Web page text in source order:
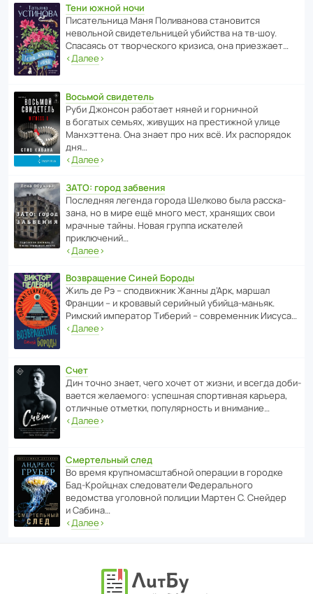
Тени южной ночи
Писа­тель­ница Маня Поли­ва­нова стано­вится
невольной свиде­тель­ницей убийства на тв-шоу.
Спасаясь от твор­че­с­кого кризиса, она приезжает…
‹Далее›
Восьмой свидетель
Руби Джонсон рабо­тает няней и горни­чной
в богатых семьях, живущих на прес­ти­жной улице
Манх­эт­тена. Она знает про них всё. Их распо­рядок
дня…
‹Далее›
ЗАТО: город забвения
После­дняя легенда города Шелково была расска­
зана, но в мире ещё много мест, хранящих свои
мрачные тайны. Новая группа иска­телей
приключений…
‹Далее›
Возвращение Синей Бороды
Жиль де Рэ – спод­ви­жник Жанны д’Арк, маршал
Франции – и кровавый серийный убийца-маньяк.
Римский импе­ратор Тиберий – совре­менник Иисуса…
‹Далее›
Счет
Дин точно знает, чего хочет от жизни, и всегда доби­
ва­ется жела­е­мого: успе­шная спор­ти­вная карьера,
отли­чные отметки, попу­ля­р­ность и внимание…
‹Далее›
Смертельный след
Во время круп­но­мас­ш­та­бной операции в городке
Бад‑Крой­цнах следо­ва­тели Феде­раль­ного
ведомства уголо­вной полиции Мартен С. Снейдер
и Сабина…
‹Далее›